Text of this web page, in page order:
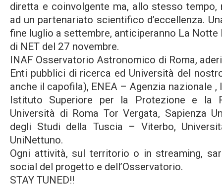
diretta e coinvolgente ma, allo stesso
ad un partenariato scientifico d’eccellenza.
fine luglio a settembre, anticiperanno La
di NET del 27 novembre.
INAF Osservatorio Astronomico di Roma,
Enti pubblici di ricerca ed Università del
anche il capofila), ENEA – Agenzia nazionale
Istituto Superiore per la Protezione e la
Università di Roma Tor Vergata, Sapienza
degli Studi della Tuscia – Viterbo,
UniNettuno.
Ogni attività, sul territorio o in streaming,
social del progetto e dell’Osservatorio.
STAY TUNED!!